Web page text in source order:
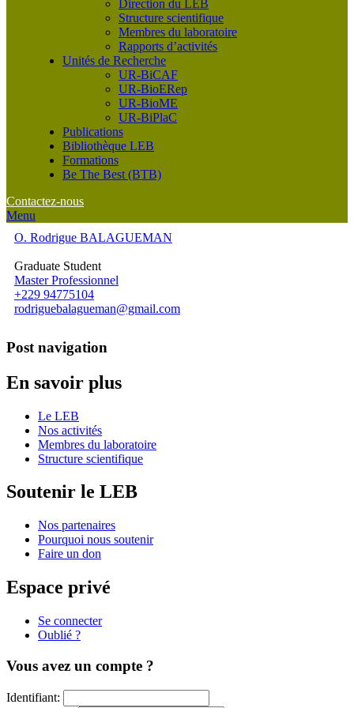
Direction du LEB
Structure scientifique
Membres du laboratoire
Rapports d’activités
Unités de Recherche
UR-BiCAF
UR-BioERep
UR-BioME
UR-BiPlaC
Publications
Bibliothèque LEB
Formations
Be The Best (BTB)
Contactez-nous
Menu
O. Rodrigue BALAGUEMAN
Graduate Student
Master Professionnel
+229 94775104
rodriguebalagueman@gmail.com
Post navigation
En savoir plus
Le LEB
Nos activités
Membres du laboratoire
Structure scientifique
Soutenir le LEB
Nos partenaires
Pourquoi nous soutenir
Faire un don
Espace privé
Se connecter
Oublié ?
Vous avez un compte ?
Identifiant: